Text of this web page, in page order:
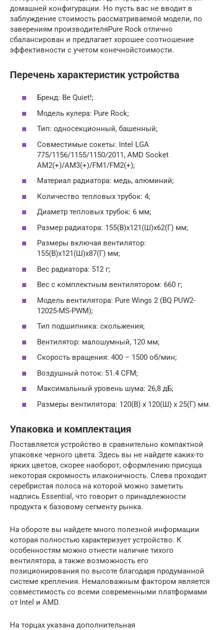
домашней конфигурации. Но пусть вас не вводит в
заблуждение стоимость рассматриваемой модели, по
заверениям производителяPure Rock отлично
сбалансирован и предлагает хорошее соотношение
эффективности с учетом конечнойстоимости.
Перечень характеристик устройства
Бренд: Be Quiet!;
Модель кулера: Pure Rock;
Тип: односекционный, башенный;
Совместимые сокеты: Intel LGA
775/1156/1155/1150/2011, AMD Socket
AM2(+)/AM3(+)/FM1/FM2(+);
Материал радиатора: медь, алюминий;
Количество тепловых трубок: 4;
Диаметр тепловых трубок: 6 мм;
Размер радиатора: 155(В)х121(Ш)х62(Г) мм;
Размеры включая вентилятор:
155(В)х121(Ш)х87(Г) мм;
Вес радиатора: 512 г;
Вес с комплектным вентилятором: 660 г;
Модель вентилятора: Pure Wings 2 (BQ PUW2-
12025-MS-PWM);
Тип подшипника: скольжения;
Вентилятор: малошумный, 120 мм;
Скорость вращения: 400 – 1500 об/мин;
Воздушный поток: 51.4 CFM;
Максимальный уровень шума: 26,8 дБ;
Размеры вентилятора: 120(В) x 120(Ш) x 25(Г) мм.
Упаковка и комплектация
Поставляется устройство в сравнительно компактной
упаковке черного цвета. Здесь вы не найдете каких-то
ярких цветов, скорее наоборот, оформлению присуща
некоторая скромность илаконичность. Слева проходит
серебристая полоса на которой можно заметить
надпись Essential, что говорит о принадлежности
продукта к базовому сегменту рынка.
На обороте вы найдете много полезной информации
которая полностью характеризует устройство. К
особенностям можно отнести наличие тихого
вентилятора, а также возможность его
позиционирования по высоте благодаря продуманной
системе крепления. Немаловажным фактором является
совместимость со всеми современными платформами
от Intel и AMD.
На торцах указана дополнительная